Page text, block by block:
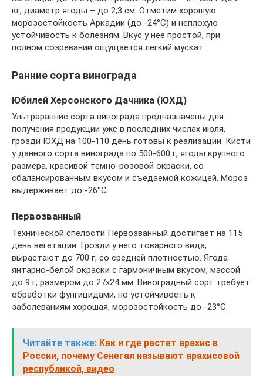
кг, диаметр ягоды – до 2,3 см. Отметим хорошую
морозостойкость Аркадии (до -24°C) и неплохую
устойчивость к болезням. Вкус у нее простой, при
полном созревании ощущается легкий мускат.
Ранние сорта винограда
Юбилей Херсонского Дачника (ЮХД)
Ультраранние сорта винограда предназначены для
получения продукции уже в последних числах июля,
грозди ЮХД на 100-110 день готовы к реализации. Кисти
у данного сорта винограда по 500-600 г, ягоды крупного
размера, красивой темно-розовой окраски, со
сбалансированным вкусом и съедаемой кожицей. Мороз
выдерживает до -26°C.
Первозванный
Технической спелости Первозванный достигает на 115
день вегетации. Грозди у него товарного вида,
вырастают до 700 г, со средней плотностью. Ягода
янтарно-белой окраски с гармоничным вкусом, массой
до 9 г, размером до 27х24 мм. Виноградный сорт требует
обработки фунгицидами, но устойчивость к
заболеваниям хорошая, морозостойкость до -23°C.
Читайте также: Как и где растет арахис в
России, почему Сенегал называют арахисовой
республикой, видео